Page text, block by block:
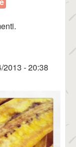
2013 - 20:38